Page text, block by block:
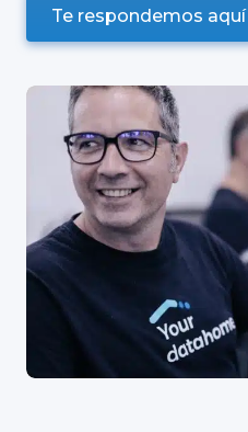
Te respondemos aquí